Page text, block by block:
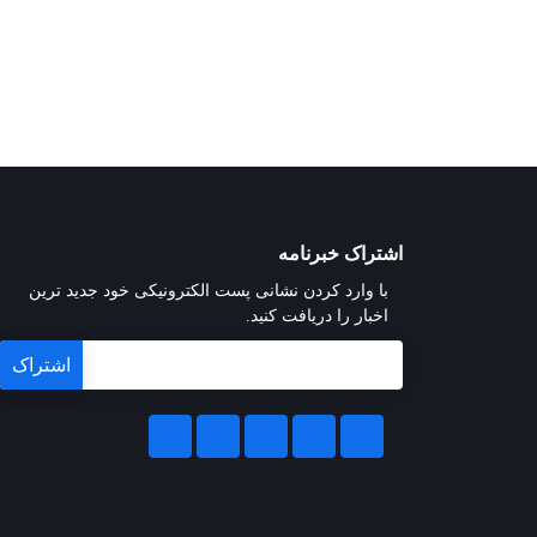
اشتراک خبرنامه
با وارد کردن نشانی پست الکترونیکی خود جدید ترین
اخبار را دریافت کنید.